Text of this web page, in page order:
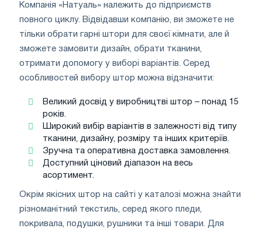
Компанія «Натуаль» належить до підприємств
повного циклу. Відвідавши компанію, ви зможете не
тільки обрати гарні штори для своєї кімнати, але й
зможете замовити дизайн, обрати тканини,
отримати допомогу у виборі варіантів. Серед
особливостей вибору штор можна відзначити:
Великий досвід у виробництві штор – понад 15
років.
Широкий вибір варіантів в залежності від типу
тканини, дизайну, розміру та інших критеріїв.
Зручна та оперативна доставка замовлення.
Доступний ціновий діапазон на весь
асортимент.
Окрім якісних штор на сайті у каталозі можна знайти
різноманітний текстиль, серед якого пледи,
покривала, подушки, рушники та інші товари. Для